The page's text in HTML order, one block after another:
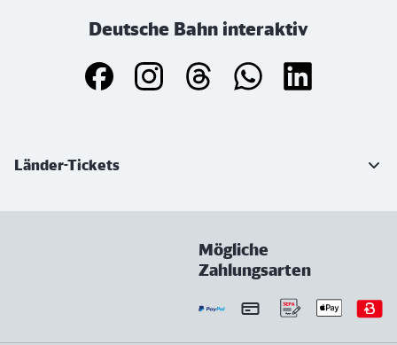
Deutsche Bahn interaktiv
Länder-Tickets
Mögliche
Zahlungsarten